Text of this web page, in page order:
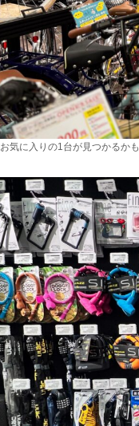
お気に入りの1台が見つかるかも